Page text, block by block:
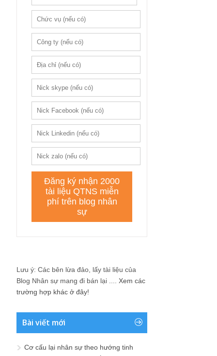
Lưu ý: Các bên lừa đảo, lấy tài liệu của
Blog Nhân sự mang đi bán lại .... Xem các
trường hợp khác ở đây!
Bài viết mới
Cơ cấu lại nhân sự theo hướng tinh